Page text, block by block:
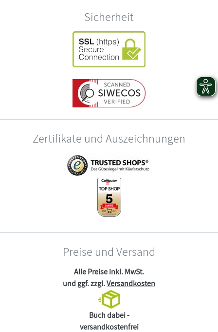
Sicherheit
Zertifikate und Auszeichnungen
Preise und Versand
Alle Preise inkl. MwSt.
und ggf. zzgl.Versandkosten
Buch dabei -
versandkostenfrei